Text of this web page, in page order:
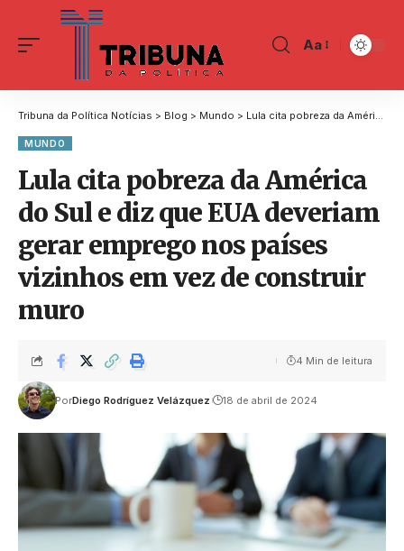
Aa
Tribuna da Política Notícias > Blog > Mundo > Lula cita pobreza da América do Sul e diz que EUA deveriam gerar emprego nos países vizinhos em vez de construir muro
MUNDO
Lula cita pobreza da América
do Sul e diz que EUA deveriam
gerar emprego nos países
vizinhos em vez de construir
muro
PorDiego Rodríguez Velázquez 18 de abril de 2024
4 Min de leitura